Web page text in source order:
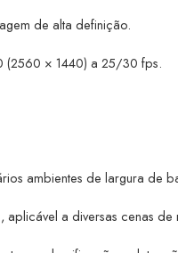
de alta definição.
(2560 × 1440) a 25/30 fps.
ambientes de largura de
a diversas cenas de